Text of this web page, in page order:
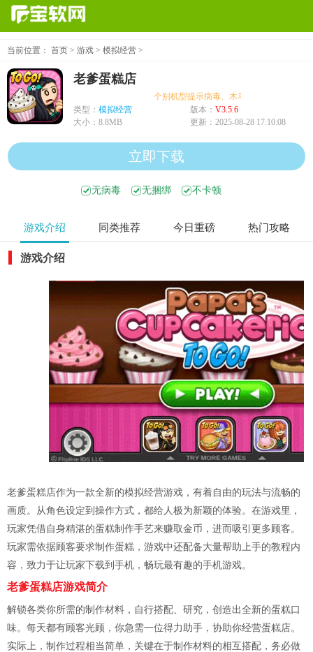
当前位置： 首页 > 游戏 > 模拟经营 >
老爹蛋糕店
个别机型提示病毒、木马、危险，均为误报可
类型： 模拟经营 版本： V3.5.6
大小： 8.8MB 更新： 2025-08-28 17:10:08
立即下载
无病毒 无捆绑 不卡顿
游戏介绍 同类推荐 今日重磅 热门攻略
游戏介绍
老爹蛋糕店作为一款全新的模拟经营游戏，有着自由的玩法与流畅的
画质。从角色设定到操作方式，都给人极为新颖的体验。在游戏里，
玩家凭借自身精湛的蛋糕制作手艺来赚取金币，进而吸引更多顾客。
玩家需依据顾客要求制作蛋糕，游戏中还配备大量帮助上手的教程内
容，致力于让玩家下载到手机，畅玩最有趣的手机游戏。
老爹蛋糕店游戏简介
解锁各类你所需的制作材料，自行搭配、研究，创造出全新的蛋糕口
味。每天都有顾客光顾，你急需一位得力助手，协助你经营蛋糕店。
实际上，制作过程相当简单，关键在于制作材料的相互搭配，务必做